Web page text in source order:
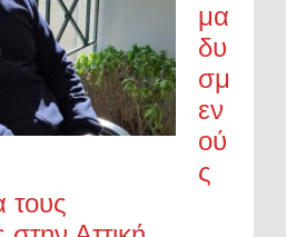
μα
δυ
σμ
εν
ού
ς
τους